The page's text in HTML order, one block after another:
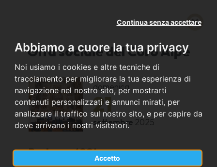
Abbiamo a cuore la tua privacy
Noi usiamo i cookies e altre tecniche di
tracciamento per migliorare la tua esperienza di
navigazione nel nostro sito, per mostrarti
contenuti personalizzati e annunci mirati, per
analizzare il traffico sul nostro sito, e per capire da
dove arrivano i nostri visitatori.
Accetto
Continua senza accettare
Gita sociale del Coro Alpe
domenica
21
settembre 2025
Porlezza (CO)